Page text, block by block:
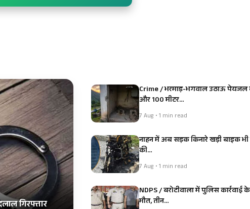
गिरफ्तार
Crime / भरमाड़-भगवाल उठाऊ पेयजल
और 100 मीटर…
7 Aug • 1 min read
नाहन में अब सड़क किनारे खड़ी बाइक भी
की…
7 Aug • 1 min read
NDPS / बरोटीवाला में पुलिस कार्रवाई
मौत, तीन…